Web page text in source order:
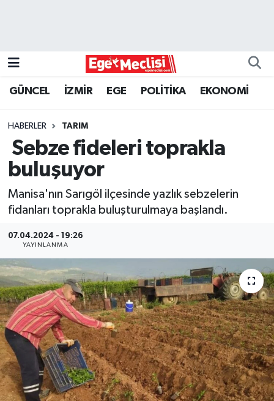
GÜNCEL İZMİR EGE POLİTİKA EKONOMİ
HABERLER TARIM
Sebze fideleri toprakla
buluşuyor
Manisa'nın Sarıgöl ilçesinde yazlık sebzelerin
fidanları toprakla buluşturulmaya başlandı.
07.04.2024 - 19:26
YAYINLANMA
GÜNCEL
İZMİR
ÖZEL HABER
Programlar
YAŞAM